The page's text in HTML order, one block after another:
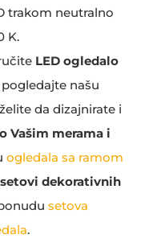
trakom neutralno
K.
LED ogledalo
pogledajte našu
da dizajnirate i
Vašim merama i
ogledala sa ramom
setovi dekorativnih
setova
.